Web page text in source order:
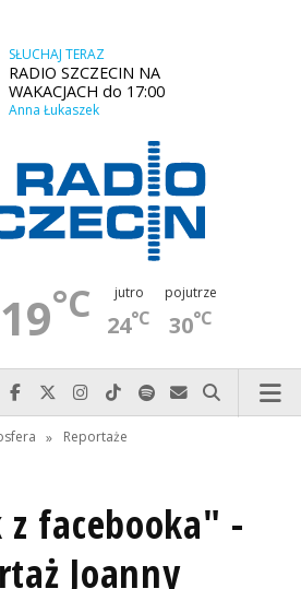
SŁUCHAJ TERAZ
RADIO SZCZECIN NA
WAKACJACH do 17:00
Anna Łukaszek
19°C jutro
24°C
pojutrze
30°C
Najlepiej po prostu do nas zadzwoń
Odwiedź nas na Facebook-u
Odwiedź nas na X
Odwiedź nas na Instagram-ie
Odwiedź nas na TikTok-u
Szukaj nas na Spotify
Wyślij do nas
Szukaj
» Reportaże
facebooka" -
Joanny